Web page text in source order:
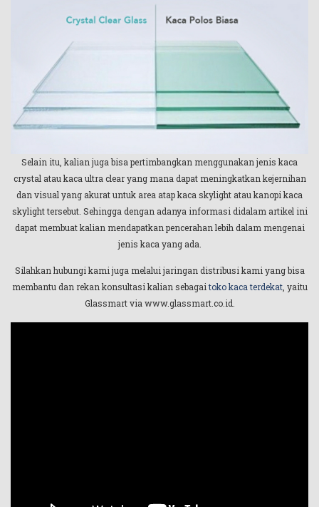
Selain itu, kalian juga bisa pertimbangkan menggunakan jenis kaca
crystal atau kaca ultra clear yang mana dapat meningkatkan kejernihan
dan visual yang akurat untuk area atap kaca skylight atau kanopi kaca
skylight tersebut. Sehingga dengan adanya informasi didalam artikel ini
dapat membuat kalian mendapatkan pencerahan lebih dalam mengenai
jenis kaca yang ada.
Silahkan hubungi kami juga melalui jaringan distribusi kami yang bisa
membantu dan rekan konsultasi kalian sebagaitoko kaca terdekat, yaitu
Glassmart via www.glassmart.co.id.